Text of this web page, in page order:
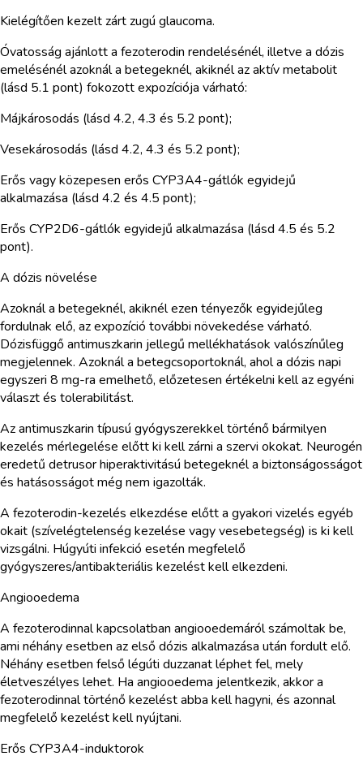
Kielégítően kezelt zárt zugú glaucoma.
Óvatosság ajánlott a fezoterodin rendelésénél, illetve a dózis
emelésénél azoknál a betegeknél, akiknél az aktív metabolit
(lásd 5.1 pont) fokozott expozíciója várható:
Májkárosodás (lásd 4.2, 4.3 és 5.2 pont);
Vesekárosodás (lásd 4.2, 4.3 és 5.2 pont);
Erős vagy közepesen erős CYP3A4-gátlók egyidejű
alkalmazása (lásd 4.2 és 4.5 pont);
Erős CYP2D6-gátlók egyidejű alkalmazása (lásd 4.5 és 5.2
pont).
A dózis növelése
Azoknál a betegeknél, akiknél ezen tényezők egyidejűleg
fordulnak elő, az expozíció további növekedése várható.
Dózisfüggő antimuszkarin jellegű mellékhatások valószínűleg
megjelennek. Azoknál a betegcsoportoknál, ahol a dózis napi
egyszeri 8 mg-ra emelhető, előzetesen értékelni kell az egyéni
választ és tolerabilitást.
Az antimuszkarin típusú gyógyszerekkel történő bármilyen
kezelés mérlegelése előtt ki kell zárni a szervi okokat. Neurogén
eredetű detrusor hiperaktivitású betegeknél a biztonságosságot
és hatásosságot még nem igazolták.
A fezoterodin-kezelés elkezdése előtt a gyakori vizelés egyéb
okait (szívelégtelenség kezelése vagy vesebetegség) is ki kell
vizsgálni. Húgyúti infekció esetén megfelelő
gyógyszeres/antibakteriális kezelést kell elkezdeni.
Angiooedema
A fezoterodinnal kapcsolatban angiooedemáról számoltak be,
ami néhány esetben az első dózis alkalmazása után fordult elő.
Néhány esetben felső légúti duzzanat léphet fel, mely
életveszélyes lehet. Ha angiooedema jelentkezik, akkor a
fezoterodinnal történő kezelést abba kell hagyni, és azonnal
megfelelő kezelést kell nyújtani.
Erős CYP3A4-induktorok